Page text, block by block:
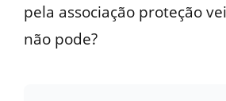
pela associação proteção
não pode?